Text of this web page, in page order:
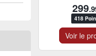
299
418
Voir le